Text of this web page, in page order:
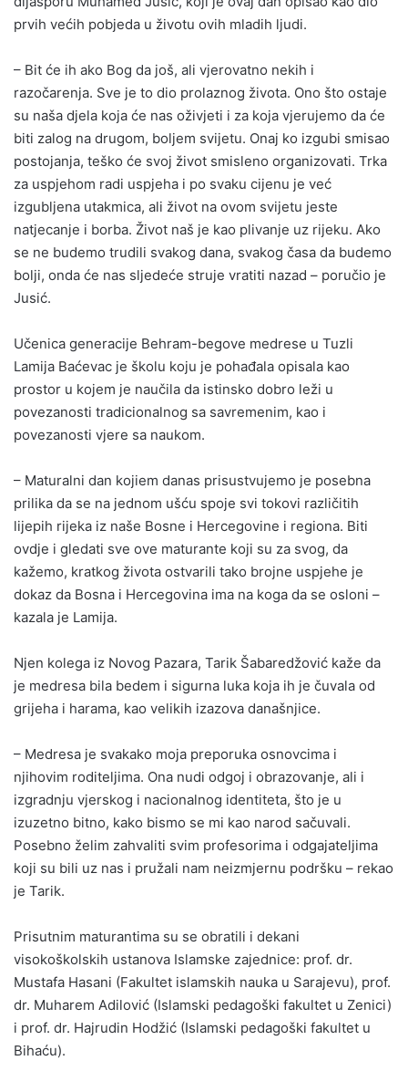
prvih većih pobjeda u životu ovih mladih ljudi.
– Bit će ih ako Bog da još, ali vjerovatno nekih i
razočarenja. Sve je to dio prolaznog života. Ono što ostaje
su naša djela koja će nas oživjeti i za koja vjerujemo da će
biti zalog na drugom, boljem svijetu. Onaj ko izgubi smisao
postojanja, teško će svoj život smisleno organizovati. Trka
za uspjehom radi uspjeha i po svaku cijenu je već
izgubljena utakmica, ali život na ovom svijetu jeste
natjecanje i borba. Život naš je kao plivanje uz rijeku. Ako
se ne budemo trudili svakog dana, svakog časa da budemo
bolji, onda će nas sljedeće struje vratiti nazad – poručio je
Jusić.
Učenica generacije Behram-begove medrese u Tuzli
Lamija Baćevac je školu koju je pohađala opisala kao
prostor u kojem je naučila da istinsko dobro leži u
povezanosti tradicionalnog sa savremenim, kao i
povezanosti vjere sa naukom.
– Maturalni dan kojiem danas prisustvujemo je posebna
prilika da se na jednom ušću spoje svi tokovi različitih
lijepih rijeka iz naše Bosne i Hercegovine i regiona. Biti
ovdje i gledati sve ove maturante koji su za svog, da
kažemo, kratkog života ostvarili tako brojne uspjehe je
dokaz da Bosna i Hercegovina ima na koga da se osloni –
kazala je Lamija.
Njen kolega iz Novog Pazara, Tarik Šabaredžović kaže da
je medresa bila bedem i sigurna luka koja ih je čuvala od
grijeha i harama, kao velikih izazova današnjice.
– Medresa je svakako moja preporuka osnovcima i
njihovim roditeljima. Ona nudi odgoj i obrazovanje, ali i
izgradnju vjerskog i nacionalnog identiteta, što je u
izuzetno bitno, kako bismo se mi kao narod sačuvali.
Posebno želim zahvaliti svim profesorima i odgajateljima
koji su bili uz nas i pružali nam neizmjernu podršku – rekao
je Tarik.
Prisutnim maturantima su se obratili i dekani
visokoškolskih ustanova Islamske zajednice: prof. dr.
Mustafa Hasani (Fakultet islamskih nauka u Sarajevu), prof.
dr. Muharem Adilović (Islamski pedagoški fakultet u Zenici)
i prof. dr. Hajrudin Hodžić (Islamski pedagoški fakultet u
Bihaću).